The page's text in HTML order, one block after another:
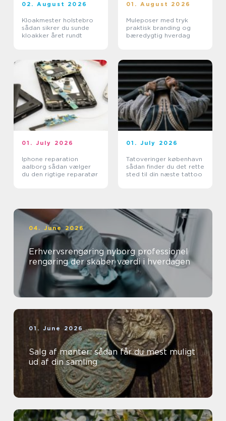
02. August 2026
Kloakmester holstebro
sådan sikrer du sunde
kloakker året rundt
01. August 2026
Muleposer med tryk
praktisk branding og
bæredygtig hverdag
01. July 2026
Iphone reparation
aalborg sådan vælger
du den rigtige reparatør
01. July 2026
Tatoveringer københavn
sådan finder du det rette
sted til din næste tattoo
04. June 2026
Erhvervsrengøring nyborg professionel
rengøring der skaber værdi i hverdagen
01. June 2026
Salg af mønter: sådan får du mest muligt
ud af din samling